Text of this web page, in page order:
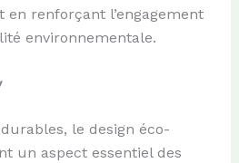
renforçant l’engagement
environnementale.
le design éco-
un aspect essentiel des